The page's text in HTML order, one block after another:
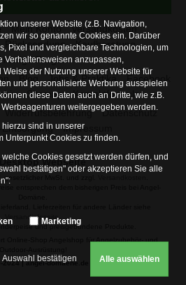
Mein Konto
Versandkosten
Rücksendung
Kaufberatung
Fragen
Blog Jobs & Praktika
Facebook
Sitemap
Kontaktformular
Widerrufsbelehrung
Datenschutz
Impressum
Webseite
gesetzlicher MwSt. und zzgl.
Versandinfoseite.
und preisgebundene Produkte.
2024 | angel-domaene.de
unserer Website (z.B. Navigation,
wir so genannte Cookies ein. Darüber
Pixel und vergleichbare Technologien, um
Verhaltensweisen anzupassen,
Weise der Nutzung unserer Website für
und personalisierte Werbung ausspielen
diese Daten auch an Dritte, wie z.B.
weitergegeben werden.
sind in unserer
Unterpunkt Cookies zu finden.
Cookies gesetzt werden dürfen, und
bestätigen" oder akzeptieren Sie alle
werden kann
Marketing
Auswahl bestätigen Alle auswählen